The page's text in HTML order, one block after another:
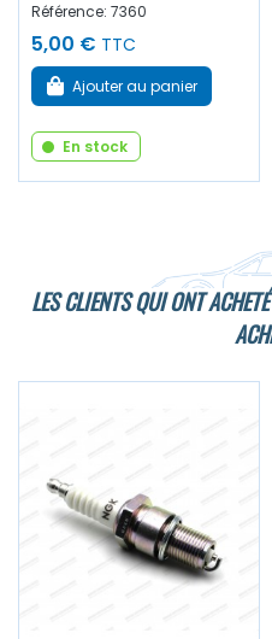
Référence: 7360
5,00 € TTC
Ajouter au panier
En stock
LES CLIENTS QUI ONT